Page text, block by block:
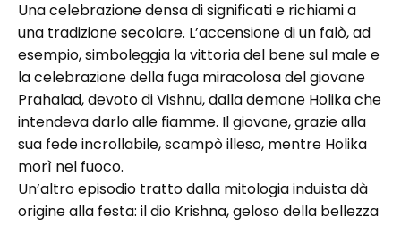
Una celebrazione densa di significati e richiami a
una tradizione secolare. L’accensione di un falò, ad
esempio, simboleggia la vittoria del bene sul male e
la celebrazione della fuga miracolosa del giovane
Prahalad, devoto di Vishnu, dalla demone Holika che
intendeva darlo alle fiamme. Il giovane, grazie alla
sua fede incrollabile, scampò illeso, mentre Holika
morì nel fuoco.
Un’altro episodio tratto dalla mitologia induista dà
origine alla festa: il dio Krishna, geloso della bellezza